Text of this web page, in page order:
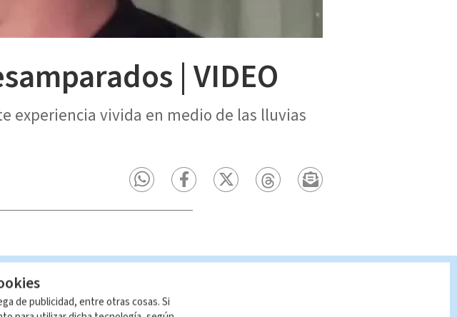
| VIDEO
experiencia vivida en medio de las lluvias
de publicidad, entre otras cosas. Si